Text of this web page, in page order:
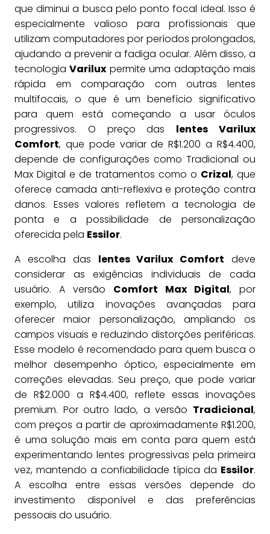
que diminui a busca pelo ponto focal ideal. Isso é
especialmente valioso para profissionais que
utilizam computadores por períodos prolongados,
ajudando a prevenir a fadiga ocular. Além disso, a
tecnologiaVarilux permite uma adaptação mais
rápida em comparação com outras lentes
multifocais, o que é um benefício significativo
para quem está começando a usar óculos
progressivos. O preço das lentes Varilux
Comfort, que pode variar de R$1.200 a R$4.400,
depende de configurações como Tradicional ou
Max Digital e de tratamentos como o Crizal, que
oferece camada anti-reflexiva e proteção contra
danos. Esses valores refletem a tecnologia de
ponta e a possibilidade de personalização
oferecida pela Essilor.
A escolha das lentes Varilux Comfort deve
considerar as exigências individuais de cada
usuário. A versão Comfort Max Digital, por
exemplo, utiliza inovações avançadas para
oferecer maior personalização, ampliando os
campos visuais e reduzindo distorções periféricas.
Esse modelo é recomendado para quem busca o
melhor desempenho óptico, especialmente em
correções elevadas. Seu preço, que pode variar
de R$2.000 a R$4.400, reflete essas inovações
premium. Por outro lado, a versão Tradicional,
com preços a partir de aproximadamente R$1.200,
é uma solução mais em conta para quem está
experimentando lentes progressivas pela primeira
vez, mantendo a confiabilidade típica da Essilor.
A escolha entre essas versões depende do
investimento disponível e das preferências
pessoais do usuário.